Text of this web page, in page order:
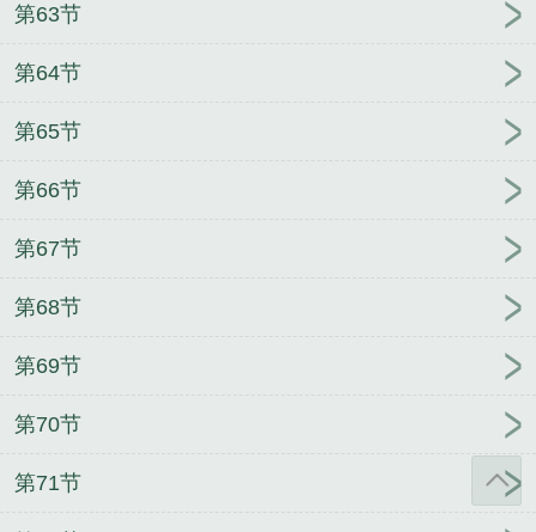
第63节
第64节
第65节
第66节
第67节
第68节
第69节
第70节
第71节